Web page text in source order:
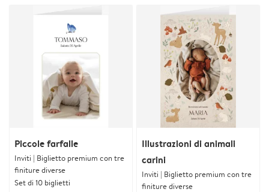
Piccole farfalle
Inviti | Biglietto premium con tre
finiture diverse
Set di 10 biglietti
Illustrazioni di animali
carini
Inviti | Biglietto premium con tre
finiture diverse